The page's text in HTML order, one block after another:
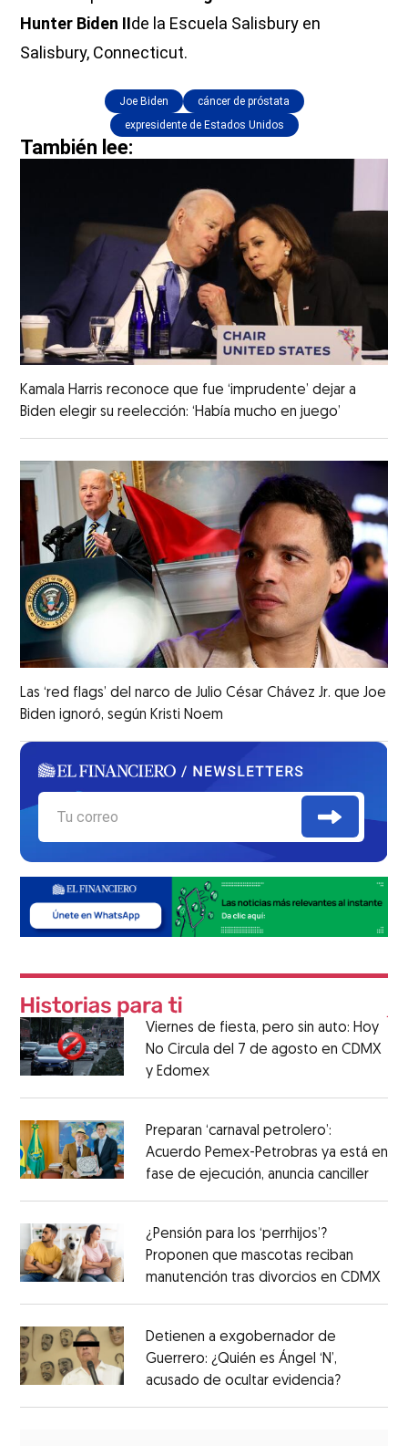
Hunter Biden IIde la Escuela Salisbury en
Salisbury, Connecticut.
Joe Biden
cáncer de próstata
expresidente de Estados Unidos
También lee:
Kamala Harris reconoce que fue ‘imprudente’ dejar a
Biden elegir su reelección: ‘Había mucho en juego’
Las ‘red flags’ del narco de Julio César Chávez Jr. que Joe
Biden ignoró, según Kristi Noem
Viernes de fiesta, pero sin auto: Hoy
No Circula del 7 de agosto en CDMX
y Edomex
Preparan ‘carnaval petrolero’:
Acuerdo Pemex-Petrobras ya está en
fase de ejecución, anuncia canciller
¿Pensión para los ‘perrhijos’?
Proponen que mascotas reciban
manutención tras divorcios en CDMX
Detienen a exgobernador de
Guerrero: ¿Quién es Ángel ‘N’,
acusado de ocultar evidencia?